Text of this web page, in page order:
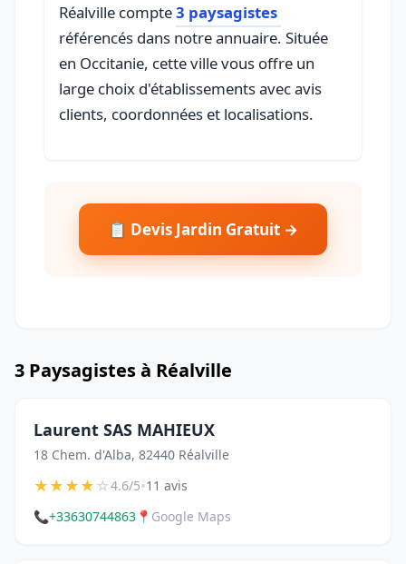
Réalville compte3 paysagistes
référencés dans notre annuaire. Située
en Occitanie, cette ville vous offre un
large choix d'établissements avec avis
clients, coordonnées et localisations.
📋 Devis Jardin Gratuit →
3 Paysagistes à Réalville
Laurent SAS MAHIEUX
18 Chem. d'Alba, 82440 Réalville
★★★★☆4.6/5•11 avis
📞+33630744863 📍 Google Maps